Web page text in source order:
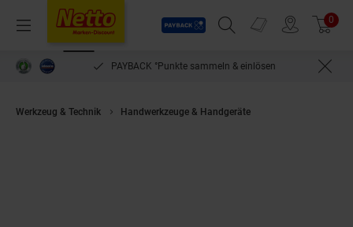
Menü
Payback
Suchfeld einblenden
Prospekte 0
PAYBACK °Punkte sammeln & einlösen
Werkzeug & Technik Handwerkzeuge & Handgeräte